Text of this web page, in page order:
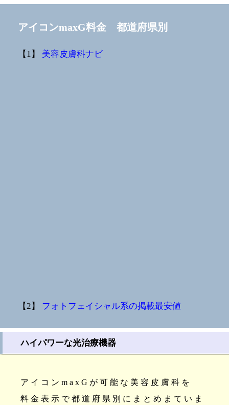
アイコンmaxG料金 都道府県別
【1】 美容皮膚科ナビ
【2】 フォトフェイシャル系の掲載最安値
ハイパワーな光治療機器
アイコンmaxGが可能な美容皮膚科を
料金表示で都道府県別にまとめまていま